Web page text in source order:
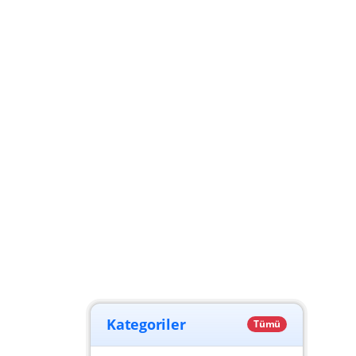
Kategoriler Tümü